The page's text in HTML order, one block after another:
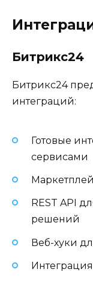
Битрикс24
Битрикс24
интеграций:
Готовые
сервисами
REST API
решений
Веб-хуки
Интеграция